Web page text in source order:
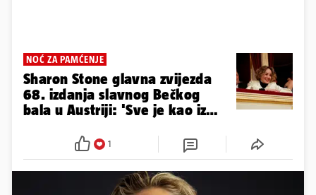
NOĆ ZA PAMĆENJE
Sharon Stone glavna zvijezda
68. izdanja slavnog Bečkog
bala u Austriji: 'Sve je kao iz
1